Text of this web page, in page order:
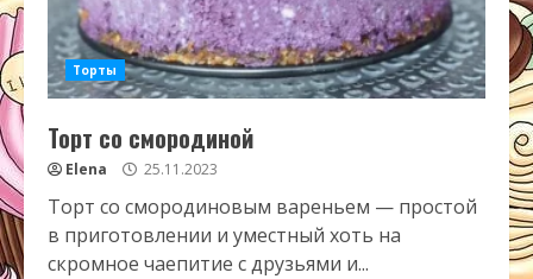
Торты
Торт со смородиной
Elena 25.11.2023
Торт со смородиновым вареньем — простой
в приготовлении и уместный хоть на
скромное чаепитие с друзьями и...